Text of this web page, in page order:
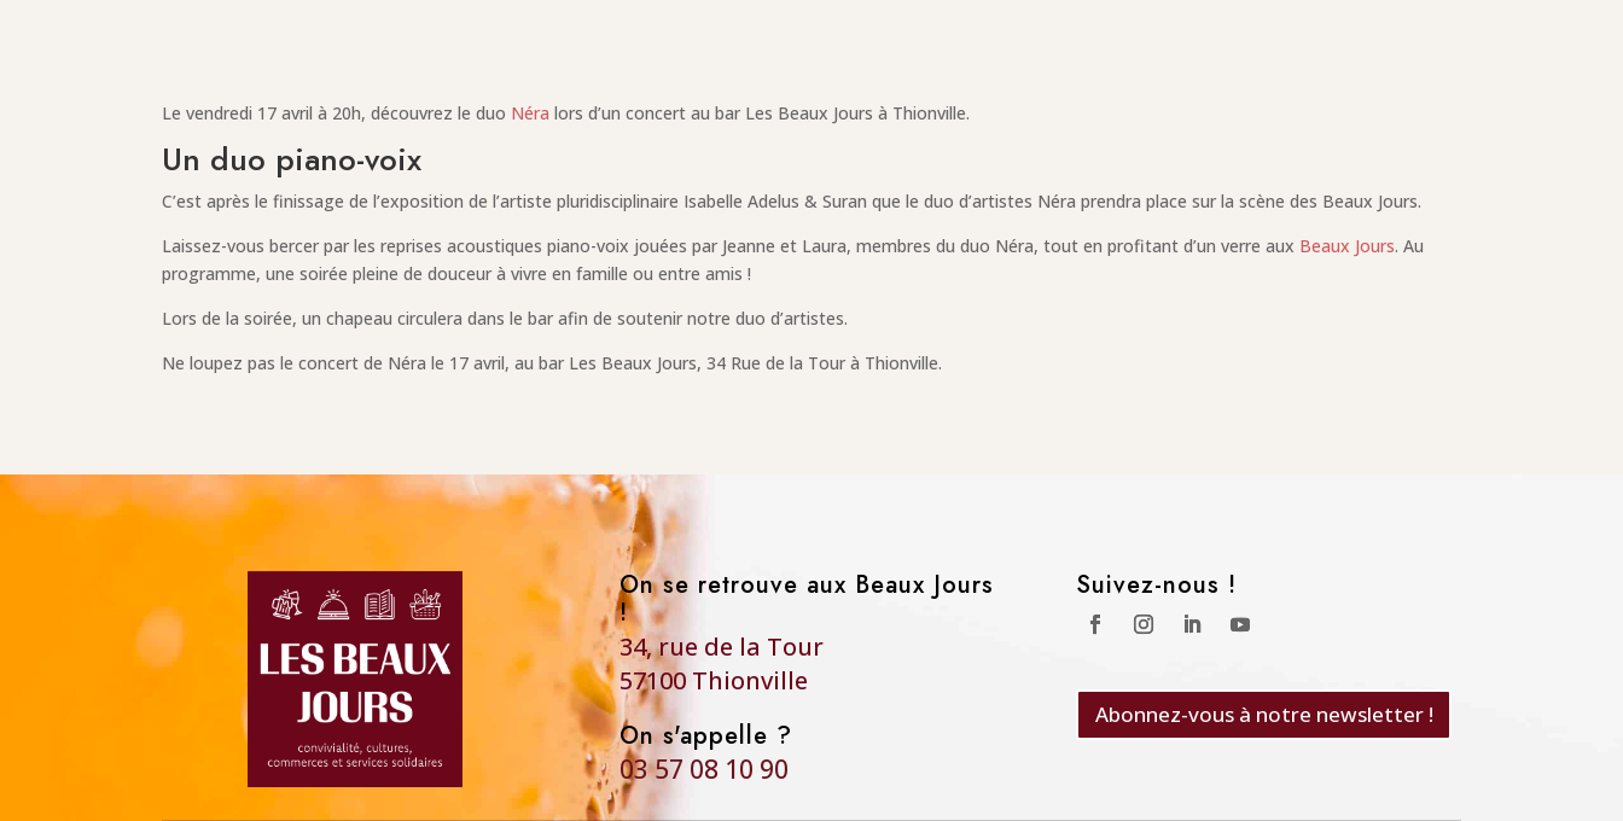
Le vendredi 17 avril à 20h, découvrez le duo Néra lors d’un concert au bar Les Beaux Jours à Thionville.
Un duo piano-voix
C’est après le finissage de l’exposition de l’artiste pluridisciplinaire Isabelle Adelus & Suran que le duo d’artistes Néra prendra place sur la scène des Beaux Jours.
Laissez-vous bercer par les reprises acoustiques piano-voix jouées par Jeanne et Laura, membres du duo Néra, tout en profitant d’un verre aux Beaux Jours. Au
programme, une soirée pleine de douceur à vivre en famille ou entre amis !
Lors de la soirée, un chapeau circulera dans le bar afin de soutenir notre duo d’artistes.
Ne loupez pas le concert de Néra le 17 avril, au bar Les Beaux Jours, 34 Rue de la Tour à Thionville.
On se retrouve aux Beaux Jours
!
34, rue de la Tour
57100 Thionville
On s'appelle ?
03 57 08 10 90
Suivez-nous !
Abonnez-vous à notre newsletter !